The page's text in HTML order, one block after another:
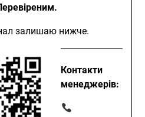
залишаю нижче.
Контакти
менеджерів: